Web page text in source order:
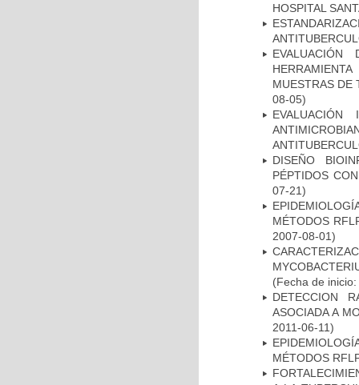
HOSPITAL
MUESTRAS DE
08-05)
DISEÑO
PÉPTIDOS
07-21)
MÉTODOS
2007-08-01)
(Fecha de
DETECCION
ASOCIADA A
2011-06-11)
MÉTODOS